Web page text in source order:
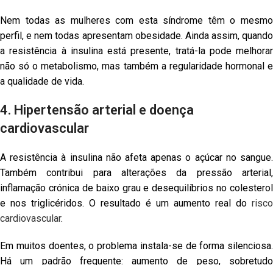
Nem todas as mulheres com esta síndrome têm o mesmo
perfil, e nem todas apresentam obesidade. Ainda assim, quando
a resistência à insulina está presente, tratá-la pode melhorar
não só o metabolismo, mas também a regularidade hormonal e
a qualidade de vida.
4. Hipertensão arterial e doença
cardiovascular
A resistência à insulina não afeta apenas o açúcar no sangue.
Também contribui para alterações da pressão arterial,
inflamação crónica de baixo grau e desequilíbrios no colesterol
e nos triglicéridos. O resultado é um aumento real do risco
cardiovascular.
Em muitos doentes, o problema instala-se de forma silenciosa.
Há um padrão frequente: aumento de peso, sobretudo